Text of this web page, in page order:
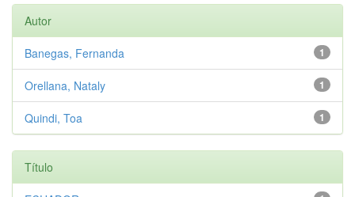
Autor
1
Banegas, Fernanda
1
Orellana, Nataly
1
Quindi, Toa
Título